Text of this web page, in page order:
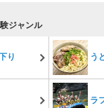
ジャンル
り う
ラ